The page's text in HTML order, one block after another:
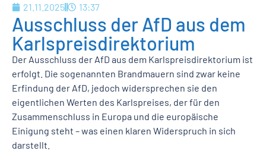
21.11.2025 13:37
Ausschluss der AfD aus dem
Karlspreisdirektorium
Der Ausschluss der AfD aus dem Karlspreisdirektorium ist
erfolgt. Die sogenannten Brandmauern sind zwar keine
Erfindung der AfD, jedoch widersprechen sie den
eigentlichen Werten des Karlspreises, der für den
Zusammenschluss in Europa und die europäische
Einigung steht – was einen klaren Widerspruch in sich
darstellt.